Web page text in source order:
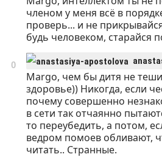
членом у меня всё в
проверь... и не
будь человеком, старайся
0
15:54 27.05.2017
Margo, чем бы дитя не
здоровье)) Никогда, если
почему совершенно
в сети так отчаянно
то переубедить, а потом,
ведром помоев обливают,
читать.. Странные.